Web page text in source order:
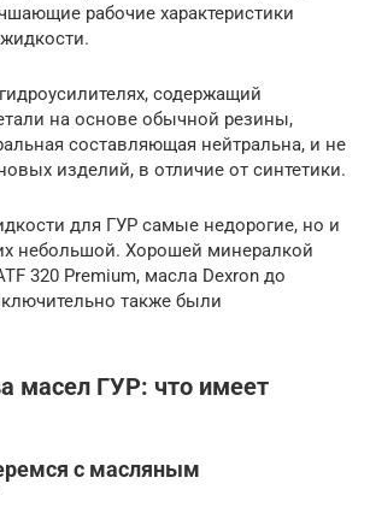
рабочие характеристики
содержащий
на основе обычной резины,
составляющая нейтральна, и не
изделий, в отличие от синтетики.
для ГУР самые недорогие, но и
небольшой. Хорошей минералкой
320 Premium, масла Dexron до
также были
масел ГУР: что имеет
с масляным